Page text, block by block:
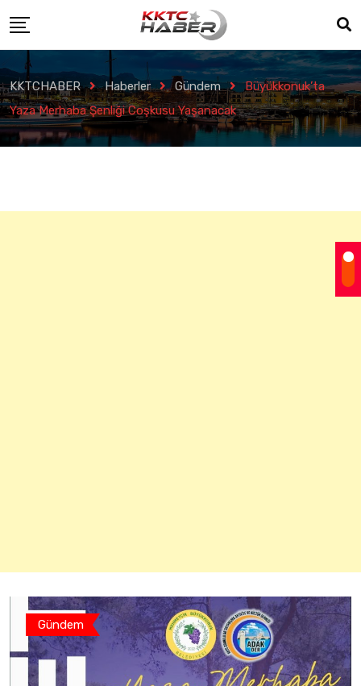
KKTCHABER Haberler Gündem
Büyükkonuk’ta
Yaza Merhaba Şenliği Coşkusu Yaşanacak
Gündem